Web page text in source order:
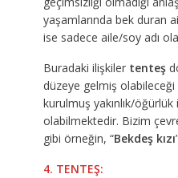
yaşamlarında bek duran
ise sadece aile/soy adı
Buradaki ilişkiler tenteş
düzeye gelmiş
kurulmuş yakınlık/
olabilmektedir. Bizim
gibi örneğin, “Bekdeş kızı
4. TENTEŞ: